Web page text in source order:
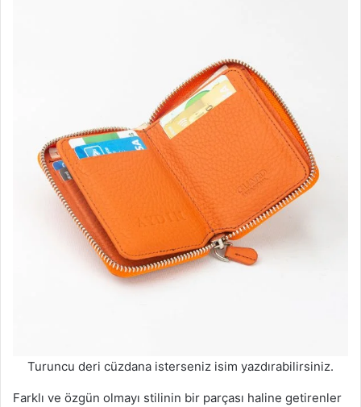
Turuncu deri cüzdana isterseniz isim yazdırabilirsiniz.
Farklı ve özgün olmayı stilinin bir parçası haline getirenler